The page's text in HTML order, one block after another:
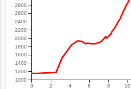
1000
1200
1400
1600
1800
2000
2200
2400
2600
2800
0 2 4 6 8 10